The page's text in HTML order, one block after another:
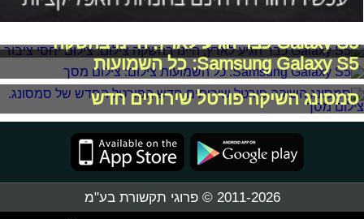
Galaxy S5 כבר הגיע לארץ, היינו בהשקה
Samsung Galaxy S5: כל השמועות
סמסונג השיקה פורטל שירותים חדש
2011-2026 © פרוגי תקשורת בע"מ